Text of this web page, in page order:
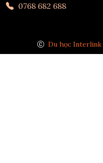
0768 682 688
Du học Interlink